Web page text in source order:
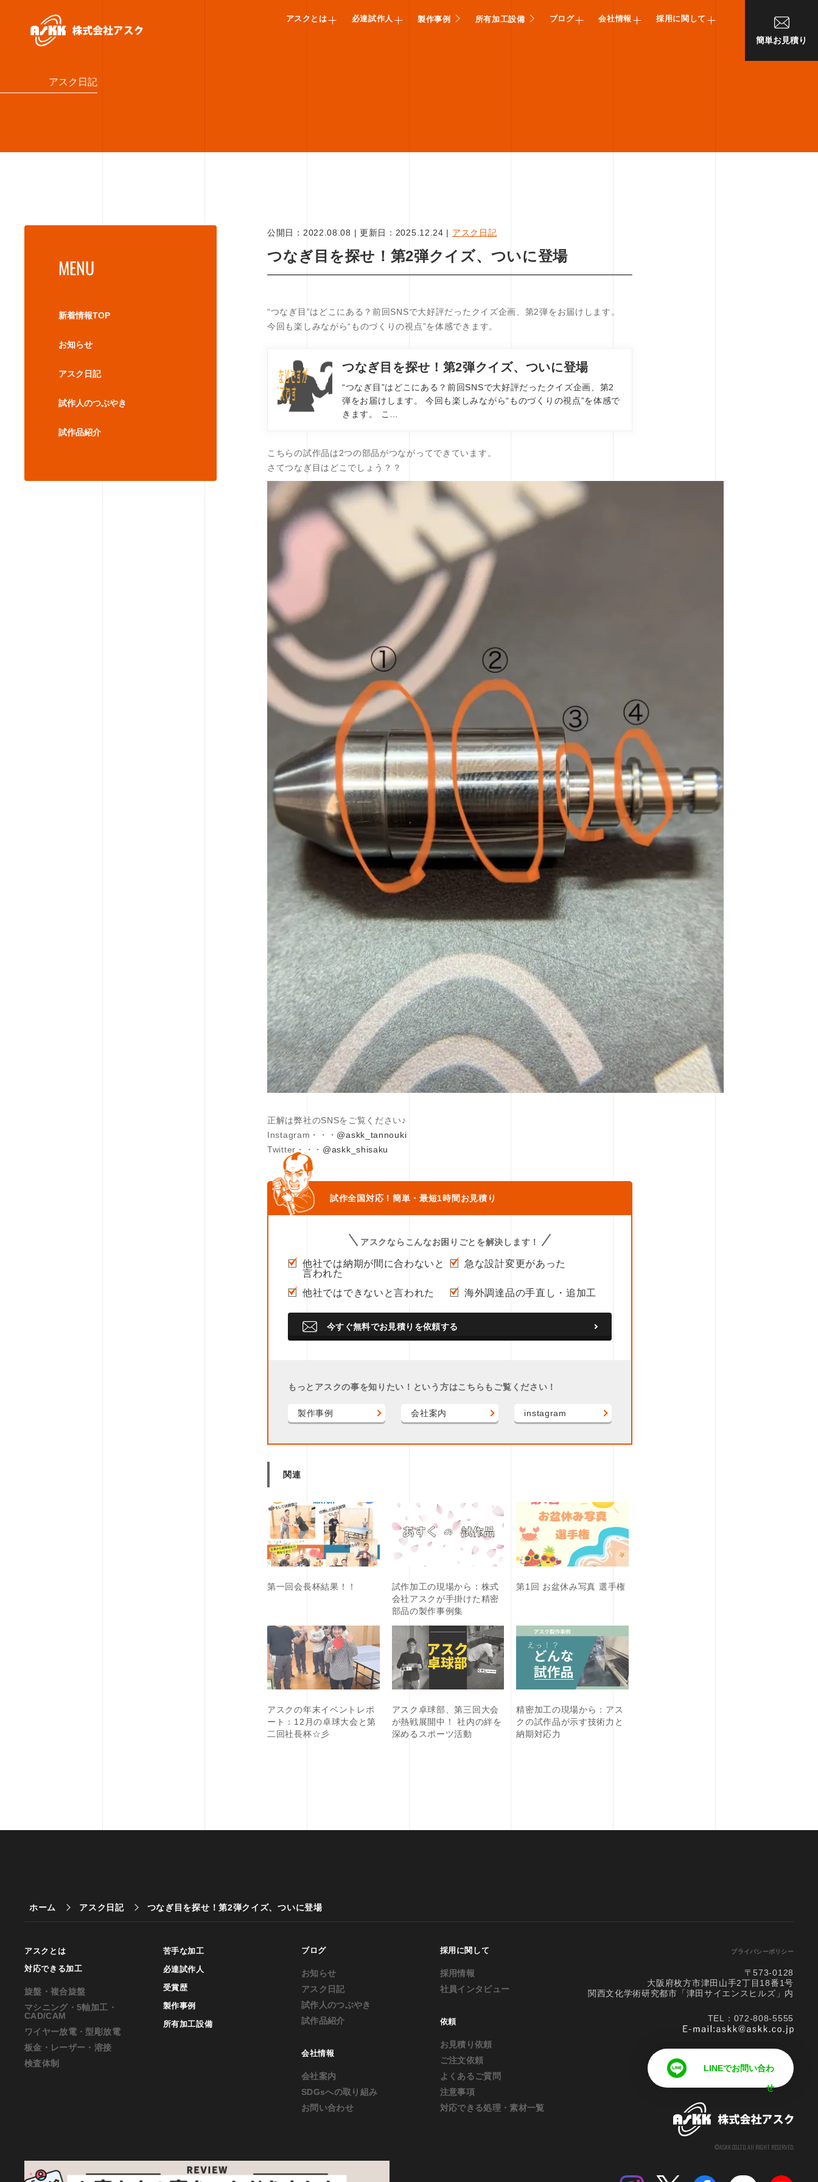
アスクとは 必達試作人 製作事例 所有加工設備 ブログ 会社情報 採用に関して
簡単お見積り
アスク日記
MENU
新着情報TOP
お知らせ
アスク日記
試作人のつぶやき
試作品紹介
公開日： 2022.08.08 | 更新日： 2025.12.24 | アスク日記
つなぎ目を探せ！第2弾クイズ、ついに登場
“つなぎ目”はどこにある？前回SNSで大好評だったクイズ企画、第2弾をお届けします。
今回も楽しみながら“ものづくりの視点”を体感できます。
つなぎ目を探せ！第2弾クイズ、ついに登場
“つなぎ目”はどこにある？前回SNSで大好評だったクイズ企画、第2
弾をお届けします。 今回も楽しみながら“ものづくりの視点”を体感で
きます。 こ…
こちらの試作品は2つの部品がつながってできています。
さてつなぎ目はどこでしょう？？
正解は弊社のSNSをご覧ください♪
Instagram・・・ @askk_tannouki
Twitter・・・ @askk_shisaku
試作全国対応！ 簡単・最短1時間お見積り
アスクならこんなお困りごとを解決します！
他社では納期が間に合わないと
言われた
急な設計変更があった
他社ではできないと言われた 海外調達品の手直し・追加工
今すぐ無料でお見積りを依頼する
もっとアスクの事を知りたい！という方はこちらもご覧ください！
製作事例 会社案内 instagram
関連
第一回会長杯結果！！
試作加工の現場から：株式
会社アスクが手掛けた精密
部品の製作事例集
第1回 お盆休み写真 選手権
アスクの年末イベントレポ
ート：12月の卓球大会と第
二回社長杯☆彡
アスク卓球部、第三回大会
が熱戦展開中！ 社内の絆を
深めるスポーツ活動
精密加工の現場から：アス
クの試作品が示す技術力と
納期対応力
ホーム アスク日記 つなぎ目を探せ！第2弾クイズ、ついに登場
アスクとは
対応できる加工
旋盤・複合旋盤
マシニング・5軸加工・
CAD/CAM
ワイヤー放電・型彫放電
板金・レーザー・溶接
検査体制
苦手な加工
必達試作人
受賞歴
製作事例
所有加工設備
ブログ
お知らせ
アスク日記
試作人のつぶやき
試作品紹介
会社情報
会社案内
SDGsへの取り組み
お問い合わせ
採用に関して
採用情報
社員インタビュー
依頼
お見積り依頼
ご注文依頼
よくあるご質問
注意事項
対応できる処理・素材一覧
プライバシーポリシー
〒573-0128
大阪府枚方市津田山手2丁目18番1号
関西文化学術研究都市「津田サイエンスヒルズ」内
TEL：072-808-5555
LINEでお問い合わ
せ
©ASKK CO.LTD. All RIGHT RESERVED.